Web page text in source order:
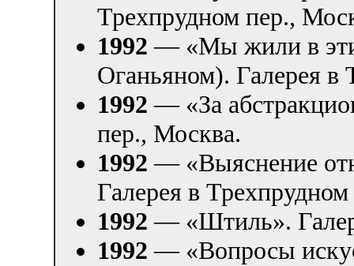
Трехпрудном пер.,
1992 — «Мы жили в эти
Оганьяном). Галерея в
1992 — «За
пер., Москва.
1992 — «Выяснение
Галерея в
1992 — «Штиль».
1992 — «Вопросы